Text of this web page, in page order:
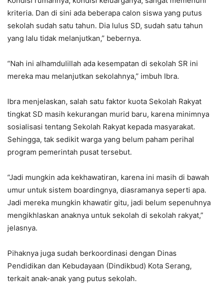
kriteria. Dan di sini ada beberapa calon siswa yang putus
sekolah sudah satu tahun. Dia lulus SD, sudah satu tahun
yang lalu tidak melanjutkan,” bebernya.
“Nah ini alhamdulillah ada kesempatan di sekolah SR ini
mereka mau melanjutkan sekolahnya,” imbuh Ibra.
Ibra menjelaskan, salah satu faktor kuota Sekolah Rakyat
tingkat SD masih kekurangan murid baru, karena minimnya
sosialisasi tentang Sekolah Rakyat kepada masyarakat.
Sehingga, tak sedikit warga yang belum paham perihal
program pemerintah pusat tersebut.
“Jadi mungkin ada kekhawatiran, karena ini masih di bawah
umur untuk sistem boardingnya, diasramanya seperti apa.
Jadi mereka mungkin khawatir gitu, jadi belum sepenuhnya
mengikhlaskan anaknya untuk sekolah di sekolah rakyat,”
jelasnya.
Pihaknya juga sudah berkoordinasi dengan Dinas
Pendidikan dan Kebudayaan (Dindikbud) Kota Serang,
terkait anak-anak yang putus sekolah.